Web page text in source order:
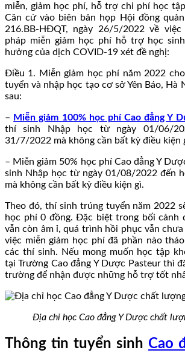
miễn, giảm học phí, hỗ trợ chi phí học
Căn cứ vào biên bản họp Hội đồng
216.BB-HĐQT, ngày 26/5/2022 về
pháp miễn giảm học phí hỗ trợ học
hưởng của dịch COVID-19 xét đề nghị:
Điều 1. Miễn giảm học phí năm 2022
tuyển và nhập học tạo cơ sở Yên Báo, Hà
sau:
– Miễn giảm 100% học phí Cao đẳng Y
thí sinh Nhập học từ ngày 01/06/
31/7/2022 mà không cần bất kỳ điều kiện
– Miễn giảm 50% học phí Cao đẳng Y
sinh Nhập học từ ngày 01/08/2022 đến
mà không cần bất kỳ điều kiện gì.
Theo đó, thí sinh trúng tuyển năm 2022
học phí 0 đồng. Đặc biệt trong bối cảnh
vẫn còn âm ỉ, quá trình hồi phục vẫn
việc miễn giảm học phí đã phần nào
các thí sinh. Nếu mong muốn học tập
tại Trường Cao đẳng Y Dược Pasteur thì
trường để nhận được những hỗ trợ tốt
Địa chỉ học Cao đẳng Y Dược chất
Thông tin tuyển sinh Cao